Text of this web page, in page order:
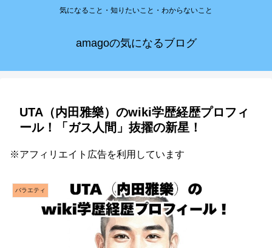
気になること・知りたいこと・わからないこと
amagoの気になるブログ
UTA（内田雅樂）のwiki学歴経歴プロフィ
ール！「ガス人間」抜擢の新星！
※アフィリエイト広告を利用しています
バラエティ